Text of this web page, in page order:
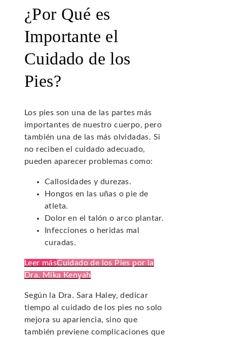
¿Por Qué es
Importante el
Cuidado de los
Pies?
Los pies son una de las partes más
importantes de nuestro cuerpo, pero
también una de las más olvidadas. Si
no reciben el cuidado adecuado,
pueden aparecer problemas como:
Callosidades y durezas.
Hongos en las uñas o pie de
atleta.
Dolor en el talón o arco plantar.
Infecciones o heridas mal
curadas.
Leer másCuidado de los Pies por la
Dra. Mika Kenyah
Según la Dra. Sara Haley, dedicar
tiempo al cuidado de los pies no solo
mejora su apariencia, sino que
también previene complicaciones que